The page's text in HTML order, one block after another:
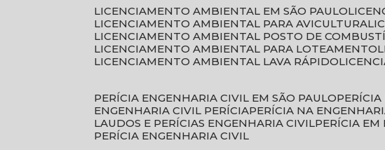
LICENCIAMENTO AMBIENTAL EM SÃO PAULO
LICENCIAMENTO AMBIENTAL PARA AVICULTURA
LICENCIAMENTO AMBIENTAL POSTO DE
LICENCIAMENTO AMBIENTAL PARA LOTEAMENTO
LICENCIAMENTO AMBIENTAL LAVA RÁPIDO
PERÍCIA ENGENHARIA CIVIL EM SÃO PAULO
ENGENHARIA CIVIL PERÍCIA
PERÍCIA NA
LAUDOS E PERÍCIAS ENGENHARIA CIVIL
PERÍCIA
PERÍCIA ENGENHARIA CIVIL